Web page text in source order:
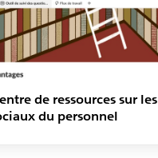
de ressources sur les
du personnel